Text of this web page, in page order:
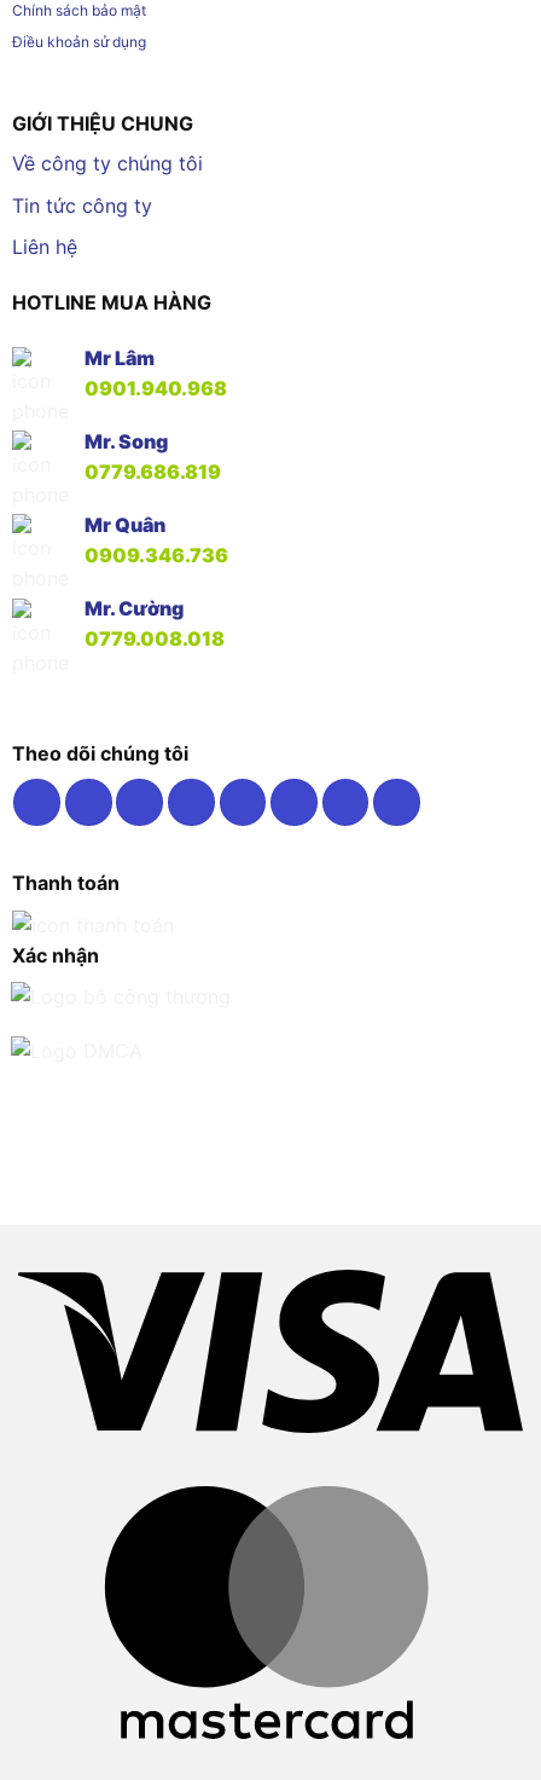
Chính sách bảo mật
Điều khoản sử dụng
GIỚI THIỆU CHUNG
Về công ty chúng tôi
Tin tức công ty
Liên hệ
HOTLINE MUA HÀNG
Mr Lâm
0901.940.968
Mr. Song
0779.686.819
Mr Quân
0909.346.736
Mr. Cường
0779.008.018
Theo dõi chúng tôi
Thanh toán
Xác nhận